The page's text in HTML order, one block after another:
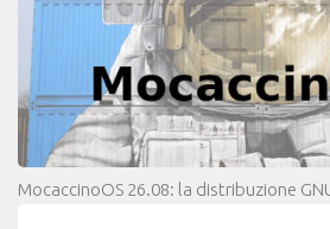
MocaccinoOS 26.08: la distribuzione